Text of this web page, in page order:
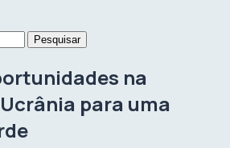
na
para uma